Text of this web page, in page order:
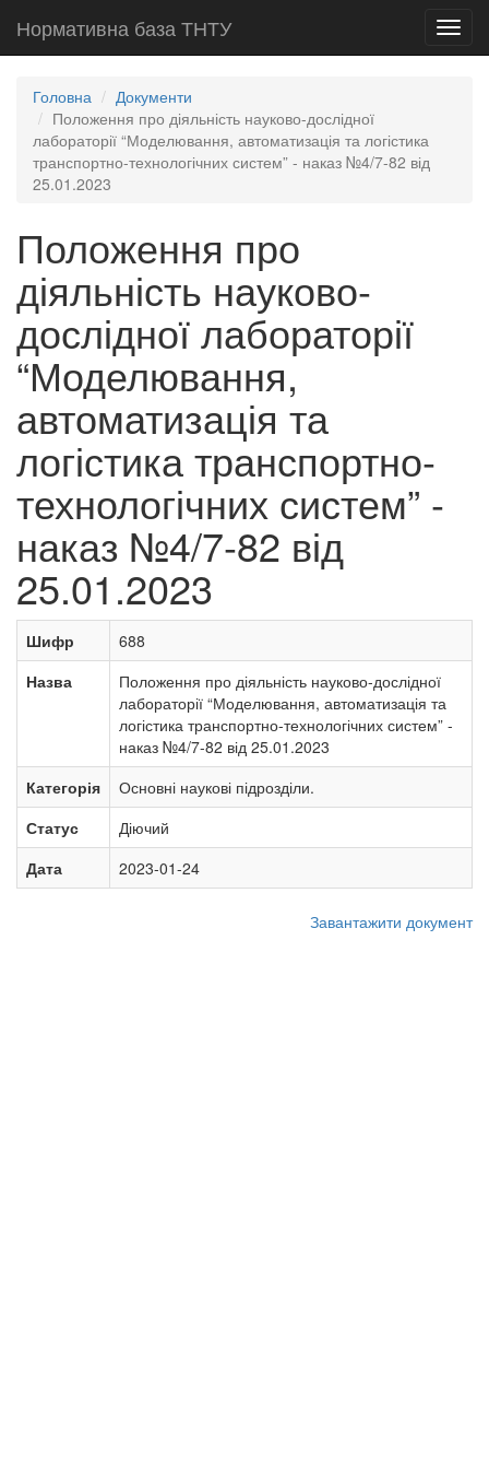
Нормативна база ТНТУ
Головна
Документи
Положення про діяльність науково-дослідної
лабораторії “Моделювання, автоматизація та логістика
транспортно-технологічних систем” - наказ №4/7-82 від
25.01.2023
Положення про
діяльність науково-
дослідної лабораторії
“Моделювання,
автоматизація та
логістика транспортно-
технологічних систем” -
наказ №4/7-82 від
25.01.2023
Шифр
688
Назва
Положення про діяльність науково-дослідної
лабораторії “Моделювання, автоматизація та
логістика транспортно-технологічних систем” -
наказ №4/7-82 від 25.01.2023
Категорія
Основні наукові підрозділи.
Статус
Діючий
Дата
2023-01-24
Завантажити документ